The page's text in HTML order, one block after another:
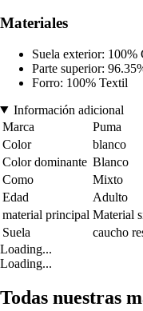
Materiales
Suela exterior: 100%
Parte superior:
Forro: 100% Textil
Información adicional
Marca
Puma
Color
blanco
Color dominante Blanco
Como
Mixto
Edad
Adulto
material principal Material
Suela
caucho
Loading...
Loading...
Todas nuestras